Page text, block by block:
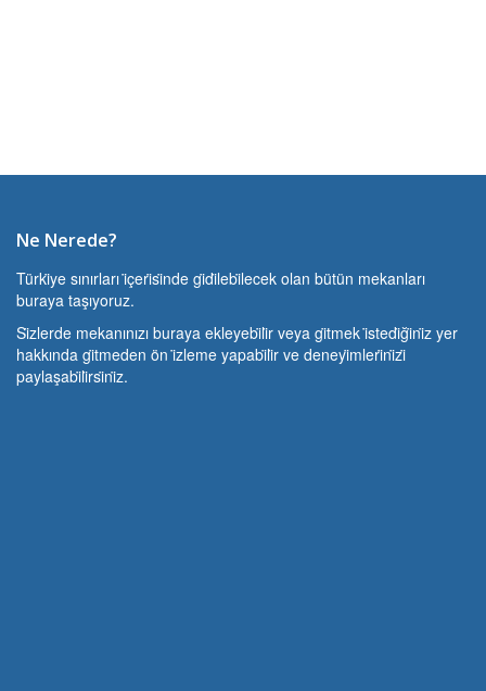
Ne Nerede?
Türki̇ye sınırları i̇çeri̇si̇nde gi̇di̇lebi̇lecek olan bütün mekanları
buraya taşıyoruz.
Si̇zlerde mekanınızı buraya ekleyebi̇li̇r veya gi̇tmek i̇stedi̇ği̇ni̇z yer
hakkında gi̇tmeden ön i̇zleme yapabi̇li̇r ve deneyi̇mleri̇ni̇zi̇
paylaşabi̇li̇rsi̇ni̇z.